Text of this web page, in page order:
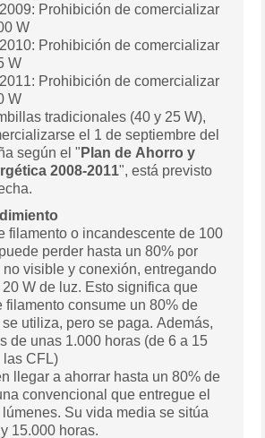
Prohibición de comercializar
W
Prohibición de comercializar
W
Prohibición de comercializar
W
tradicionales (40 y 25 W),
el 1 de septiembre del
según el " Plan de Ahorro y
2008-2011", está previsto
filamento o incandescente de 100
perder hasta un 80% por
visible y conexión, entregando
W de luz. Esto significa que
filamento consume un 80% de
utiliza, pero se paga. Además,
de unas 1.000 horas (de 6 a 15
veces inferior a las CFL)
llegar a ahorrar hasta un 80% de
convencional que entregue el
Su vida media se sitúa
15.000 horas.